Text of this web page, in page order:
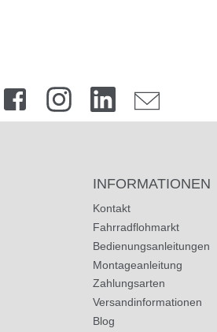
INFORMATIONEN
Kontakt
Fahrradflohmarkt
Bedienungsanleitungen
Montageanleitung
Zahlungsarten
Versandinformationen
Blog